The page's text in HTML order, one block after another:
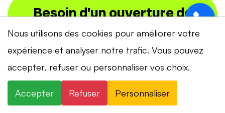
Besoin d'un ouverture de
porte maintenant ?
📞 +41 78 319 32 82
WHATSAPP
Nous utilisons des cookies pour améliorer votre
expérience et analyser notre trafic. Vous pouvez
accepter, refuser ou personnaliser vos choix.
Accepter Refuser Personnaliser
⚡ Intervention en 20 min· 24h/24 · 7j/7 ·
Devis gratuit
+41 78 319 32 82
WhatsApp